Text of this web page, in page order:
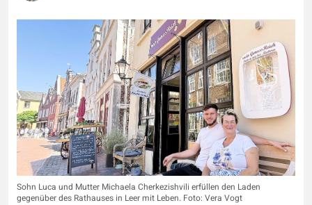
Sohn Luca und Mutter Michaela Cherkezishvili erfüllen den Laden
gegenüber des Rathauses in Leer mit Leben. Foto: Vera Vogt